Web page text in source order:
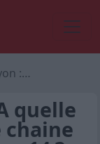
de Top 14 ?
quelle
chaine